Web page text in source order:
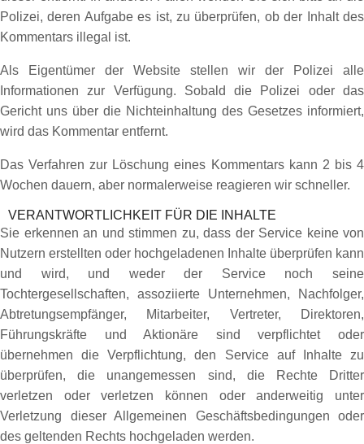
Polizei, deren Aufgabe es ist, zu überprüfen, ob der Inhalt des
Kommentars illegal ist.
Als Eigentümer der Website stellen wir der Polizei alle
Informationen zur Verfügung. Sobald die Polizei oder das
Gericht uns über die Nichteinhaltung des Gesetzes informiert,
wird das Kommentar entfernt.
Das Verfahren zur Löschung eines Kommentars kann 2 bis 4
Wochen dauern, aber normalerweise reagieren wir schneller.
VERANTWORTLICHKEIT FÜR DIE INHALTE
Sie erkennen an und stimmen zu, dass der Service keine von
Nutzern erstellten oder hochgeladenen Inhalte überprüfen kann
und wird, und weder der Service noch seine
Tochtergesellschaften, assoziierte Unternehmen, Nachfolger,
Abtretungsempfänger, Mitarbeiter, Vertreter, Direktoren,
Führungskräfte und Aktionäre sind verpflichtet oder
übernehmen die Verpflichtung, den Service auf Inhalte zu
überprüfen, die unangemessen sind, die Rechte Dritter
verletzen oder verletzen können oder anderweitig unter
Verletzung dieser Allgemeinen Geschäftsbedingungen oder
des geltenden Rechts hochgeladen werden.